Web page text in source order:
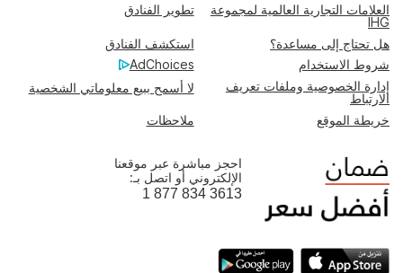
العلامات التجارية العالمية لمجموعة
IHG
تطوير الفنادق
هل تحتاج إلى مساعدة؟
استكشف الفنادق
شروط الاستخدام
AdChoices
إدارة الخصوصية وملفات تعريف
الارتباط
لا أسمح ببيع معلوماتي الشخصية
خريطة الموقع ملاحظات
احجز مباشرة عبر موقعنا
الإلكتروني أو اتصل بـ:
1 877 834 3613